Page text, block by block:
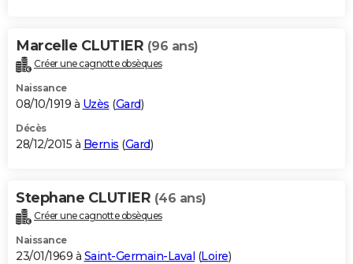
Marcelle CLUTIER (96 ans)
Créer une cagnotte obsèques
Naissance
08/10/1919 à Uzès (Gard)
Décès
28/12/2015 à Bernis (Gard)
Stephane CLUTIER (46 ans)
Créer une cagnotte obsèques
Naissance
23/01/1969 à Saint-Germain-Laval (Loire)